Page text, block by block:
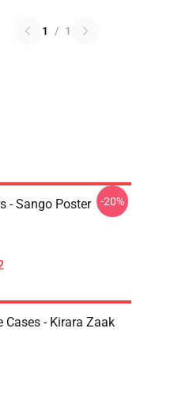
1 / 1
- Sango Poster
-20%
Cases - Kirara Zaak